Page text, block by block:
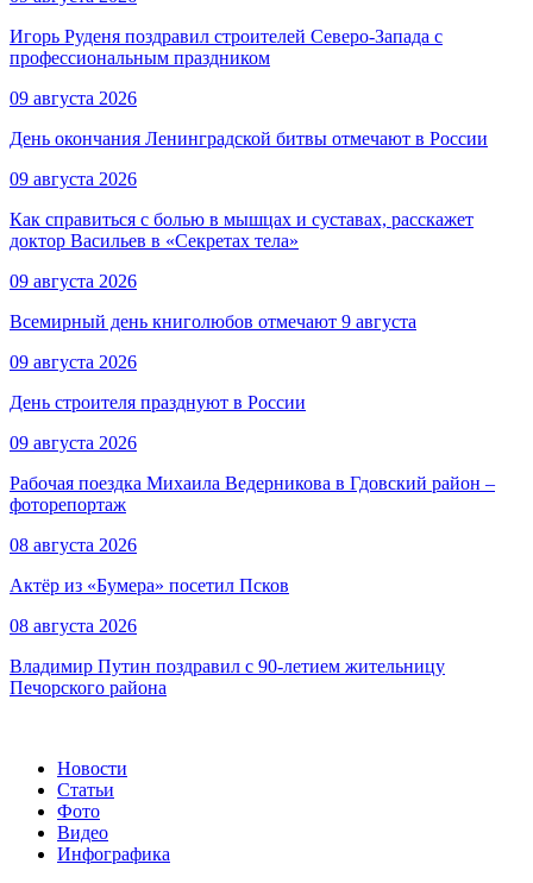
Игорь Руденя поздравил строителей Северо-Запада с
профессиональным праздником
09 августа 2026
День окончания Ленинградской битвы отмечают в России
09 августа 2026
Как справиться с болью в мышцах и суставах, расскажет
доктор Васильев в «Секретах тела»
09 августа 2026
Всемирный день книголюбов отмечают 9 августа
09 августа 2026
День строителя празднуют в России
09 августа 2026
Рабочая поездка Михаила Ведерникова в Гдовский район –
фоторепортаж
08 августа 2026
Актёр из «Бумера» посетил Псков
08 августа 2026
Владимир Путин поздравил с 90-летием жительницу
Печорского района
Новости
Статьи
Фото
Видео
Инфографика